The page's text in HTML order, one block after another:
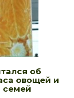
об
овощей и
семей